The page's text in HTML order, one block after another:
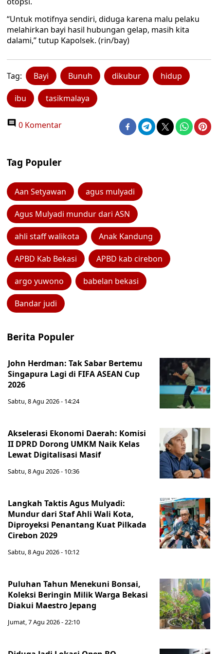
“Untuk motifnya sendiri, diduga karena malu pelaku
melahirkan bayi hasil hubungan gelap, masih kita
dalami,” tutup Kapolsek. (rin/bay)
Tag: Bayi Bunuh dikubur hidup
ibu tasikmalaya
0 Komentar
Tag Populer
Aan Setyawan agus mulyadi
Agus Mulyadi mundur dari ASN
ahli staff walikota Anak Kandung
APBD Kab Bekasi APBD kab cirebon
argo yuwono babelan bekasi
Bandar judi
Berita Populer
John Herdman: Tak Sabar Bertemu
Singapura Lagi di FIFA ASEAN Cup
2026
Sabtu, 8 Agu 2026 - 14:24
Akselerasi Ekonomi Daerah: Komisi
II DPRD Dorong UMKM Naik Kelas
Lewat Digitalisasi Masif
Sabtu, 8 Agu 2026 - 10:36
Langkah Taktis Agus Mulyadi:
Mundur dari Staf Ahli Wali Kota,
Diproyeksi Penantang Kuat Pilkada
Cirebon 2029
Sabtu, 8 Agu 2026 - 10:12
Puluhan Tahun Menekuni Bonsai,
Koleksi Beringin Milik Warga Bekasi
Diakui Maestro Jepang
Jumat, 7 Agu 2026 - 22:10